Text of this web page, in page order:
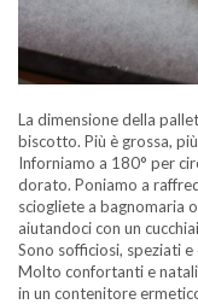
La dimensione della
biscotto. Più è grossa,
Inforniamo a 180° per
dorato. Poniamo a
sciogliete a bagnomaria
aiutandoci con un
Sono sofficiosi, speziati
Molto confortanti e
in un contenitore